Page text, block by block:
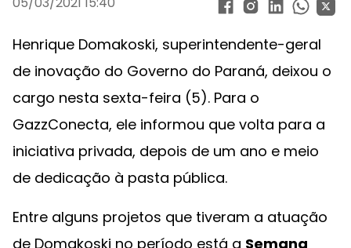
Henrique Domakoski, superintendente-geral
de inovação do Governo do Paraná, deixou o
cargo nesta sexta-feira (5). Para o
GazzConecta, ele informou que volta para a
iniciativa privada, depois de um ano e meio
de dedicação à pasta pública.
Entre alguns projetos que tiveram a atuação
de Domakoski no período está a Semana